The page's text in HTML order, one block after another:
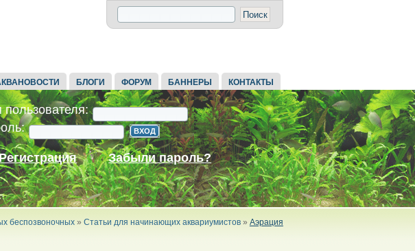
БЛОГИ ФОРУМ БАННЕРЫ КОНТАКТЫ
Регистрация Забыли пароль?
беспозвоночных» Статьи для начинающих аквариумистов» Аэрация